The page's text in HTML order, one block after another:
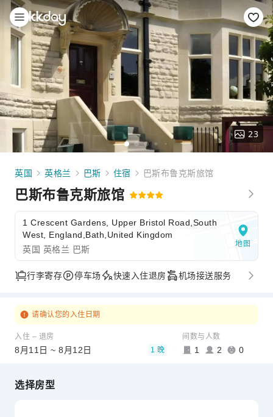
23
英国 英格兰 巴斯 住宿 巴斯布鲁克斯旅馆
巴斯布鲁克斯旅馆
1 Crescent Gardens, Upper Bristol Road,South
West, England,Bath,United Kingdom
英国 英格兰 巴斯
地图
行李寄存 停车场 快速入住退房 机场接送服务
请确认您的入住日期
入住 – 退房
8月11日 ~ 8月12日 1 晚
间数与人数
1 2 0
选择房型